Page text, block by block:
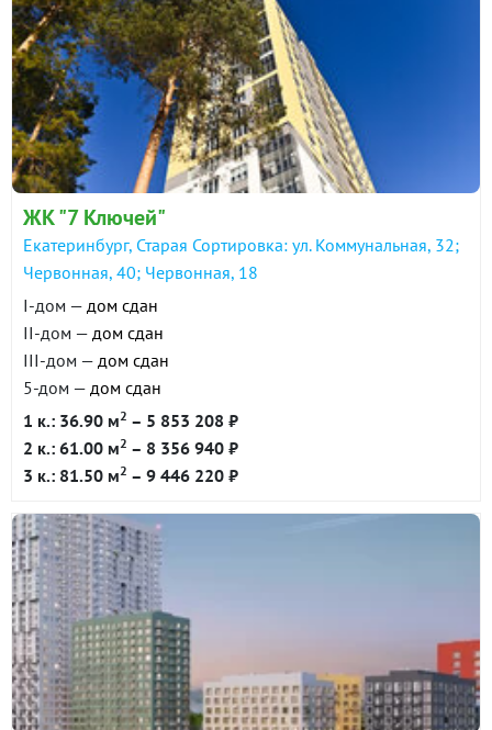
ЖК "7 Ключей"
Екатеринбург, Старая Сортировка: ул. Коммунальная, 32;
Червонная, 40; Червонная, 18
I-дом — дом сдан
II-дом — дом сдан
III-дом — дом сдан
5-дом — дом сдан
1 к.: 36.90 м2 – 5 853 208 ₽
2 к.: 61.00 м2 – 8 356 940 ₽
3 к.: 81.50 м2 – 9 446 220 ₽